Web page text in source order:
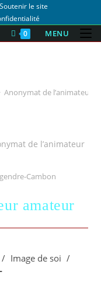
Soutenir le site
0
MENU
Anonymat de l’animateur
Cambon
amateur
/ Image de soi /